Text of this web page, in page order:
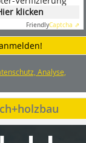
klicken
FriendlyCaptcha ⇗
Analyse,